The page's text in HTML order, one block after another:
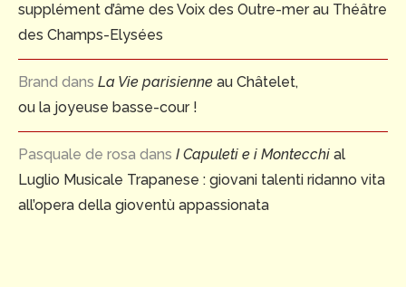
supplément d’âme des Voix des Outre-mer au Théâtre
des Champs-Elysées
Brand dans La Vie parisienne au Châtelet,
ou la joyeuse basse-cour !
Pasquale de rosa dans I Capuleti e i Montecchi al
Luglio Musicale Trapanese : giovani talenti ridanno vita
all’opera della gioventù appassionata